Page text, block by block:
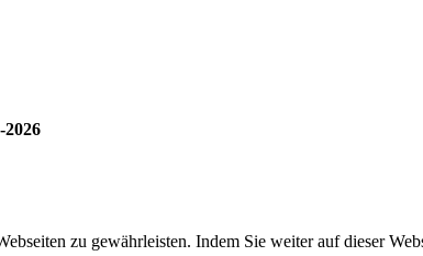
zu gewährleisten. Indem Sie weiter auf dieser